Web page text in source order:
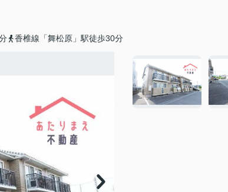
香椎線「舞松原」駅徒歩30分